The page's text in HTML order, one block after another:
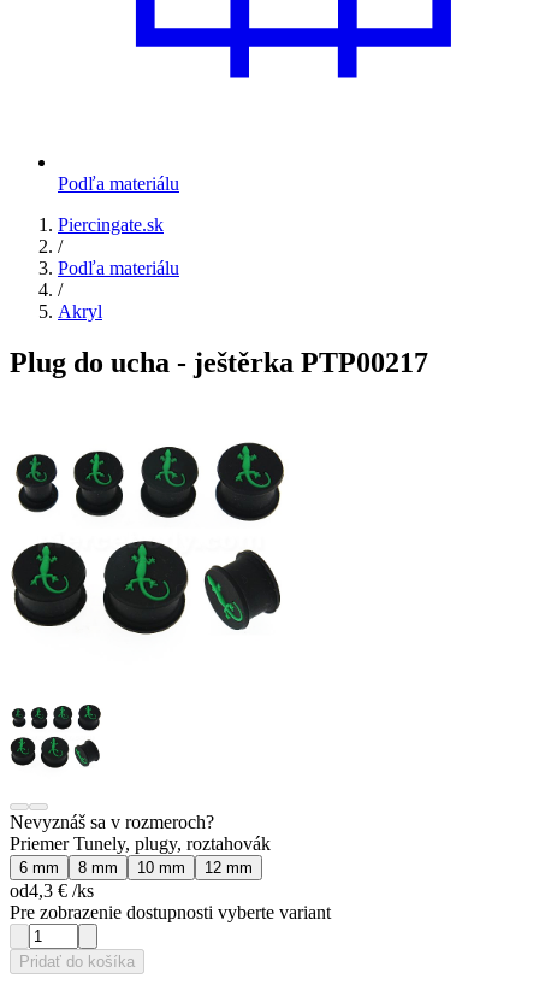
Podľa materiálu
Piercingate.sk
/
Podľa materiálu
/
Akryl
Plug do ucha - ještěrka PTP00217
Nevyznáš sa v rozmeroch?
Priemer Tunely, plugy, roztahovák
6 mm 8 mm 10 mm 12 mm
od4,3 € /ks
Pre zobrazenie dostupnosti vyberte variant
Pridať do košíka